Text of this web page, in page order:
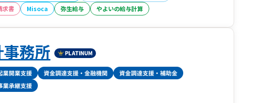
求書 Misoca 弥生給与 やよいの給与計算
務所